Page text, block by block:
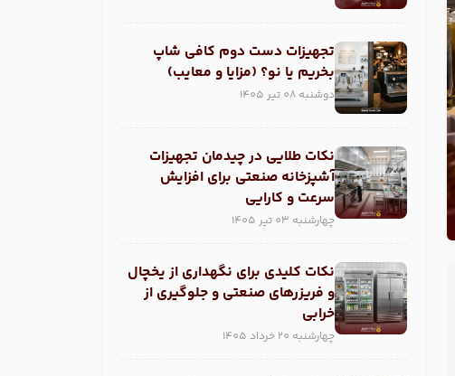
تجهیزات دست دوم کافی شاپ
بخریم یا نو؟ (مزایا و معایب)
دوشنبه 08 تیر 1405
نکات طلایی در چیدمان تجهیزات
آشپزخانه صنعتی برای افزایش
سرعت و کارایی
چهارشنبه 03 تیر 1405
نکات کلیدی برای نگهداری از یخچال
و فریزر‌های صنعتی و جلوگیری از
خرابی
چهارشنبه 20 خرداد 1405